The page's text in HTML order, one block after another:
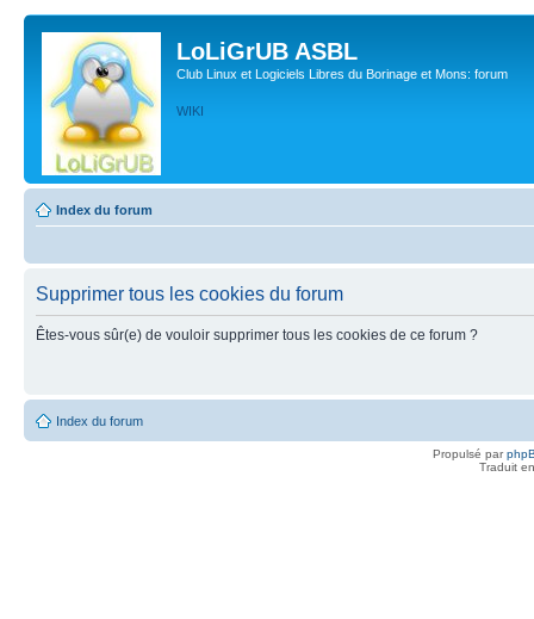
LoLiGrUB ASBL
Club Linux et Logiciels Libres du Borinage et Mons: forum
WIKI
Index du forum
Supprimer tous les cookies du forum
Êtes-vous sûr(e) de vouloir supprimer tous les cookies de ce forum ?
Index du forum
Propulsé par
Traduit